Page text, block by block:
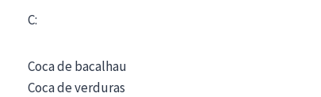
C:
Coca de bacalhau
Coca de verduras